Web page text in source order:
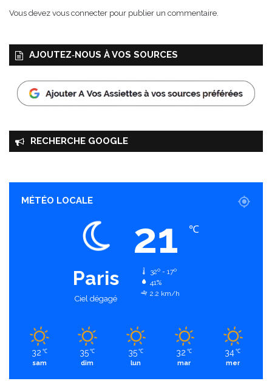
Vous devez vous connecter pour publier un commentaire.
AJOUTEZ‑NOUS À VOS SOURCES
RECHERCHE GOOGLE
MÉTÉO LOCALE
Paris
Ciel dégagé
21 ℃
32º - 17º
41%
2.2 km/h
32 ℃
sam
35 ℃
dim
35 ℃
lun
32 ℃
mar
34 ℃
mer